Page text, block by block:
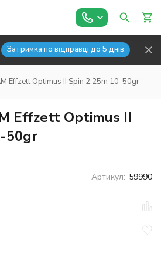
Затримка по відправці до 5 днів
Effzett Optimus II Spin 2.25m 10-50gr
Effzett Optimus II
50gr
Артикул: 59990